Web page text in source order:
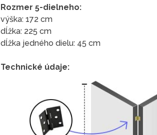
Rozmer 5-dielneho:
výška: 172 cm
dĺžka: 225 cm
dĺžka jedného dielu: 45 cm
Technické údaje: